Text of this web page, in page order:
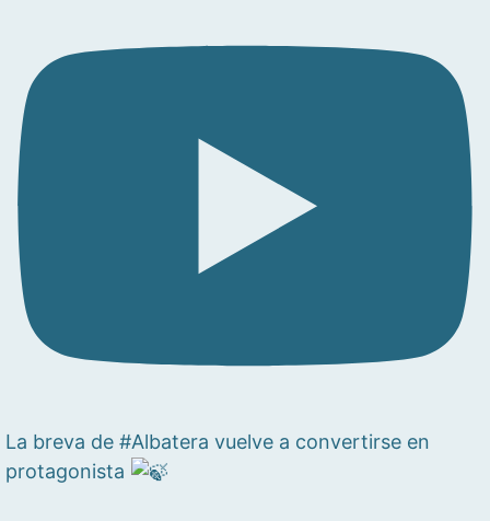
La breva de #Albatera vuelve a convertirse en
protagonista